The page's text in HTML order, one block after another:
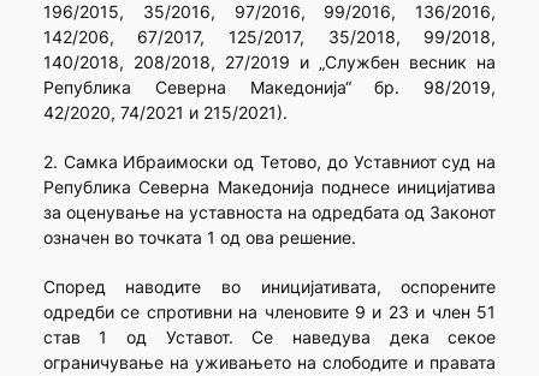
196/2015, 35/2016, 97/2016, 99/2016, 136/2016,
142/206, 67/2017, 125/2017, 35/2018, 99/2018,
140/2018, 208/2018, 27/2019 и „Службен весник на
Република Северна Македонија“ бр. 98/2019,
42/2020, 74/2021 и 215/2021).
2. Самка Ибраимоски од Тетово, до Уставниот суд на
Република Северна Македонија поднесе иницијатива
за оценување на уставноста на одредбата од Законот
означен во точката 1 од ова решение.
Според наводите во иницијативата, оспорените
одредби се спротивни на членовите 9 и 23 и член 51
став 1 од Уставот. Се наведува дека секое
ограничување на уживањето на слободите и правата